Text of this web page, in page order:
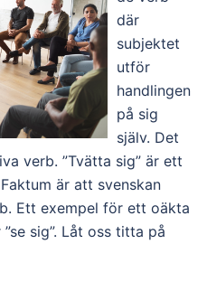
där
subjektet
utför
handlingen
på sig
själv. Det
verb. ”Tvätta sig” är ett
är att svenskan
Ett exempel för ett oäkta
sig”. Låt oss titta på